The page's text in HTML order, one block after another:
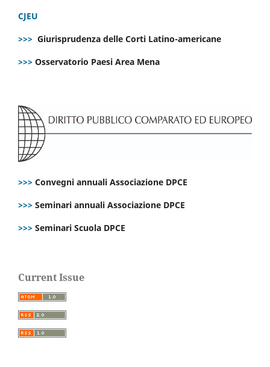
CJEU
>>> Giurisprudenza delle Corti Latino-americane
>>> Osservatorio Paesi Area Mena
>>> Convegni annuali Associazione DPCE
>>> Seminari annuali Associazione DPCE
>>> Seminari Scuola DPCE
Current Issue